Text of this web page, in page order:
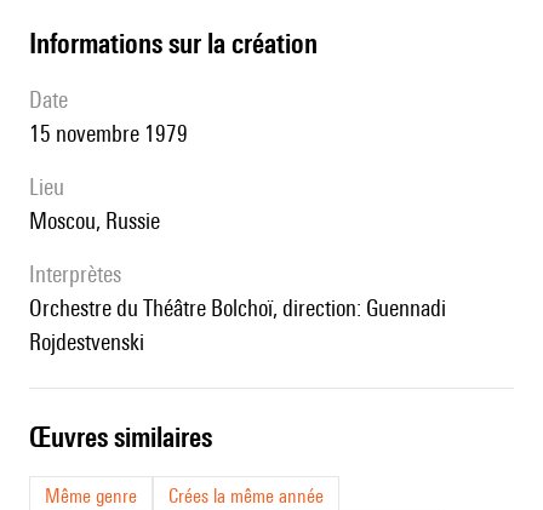
informations sur la création
date
15 novembre 1979
lieu
Moscou, Russie
interprètes
Orchestre du Théâtre Bolchoï, direction: Guennadi
Rojdestvenski
œuvres similaires
Même genre
Crées la même année